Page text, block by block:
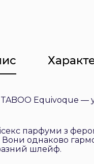
Equivoque —
парфуми з
Вони однаково
шлейф.